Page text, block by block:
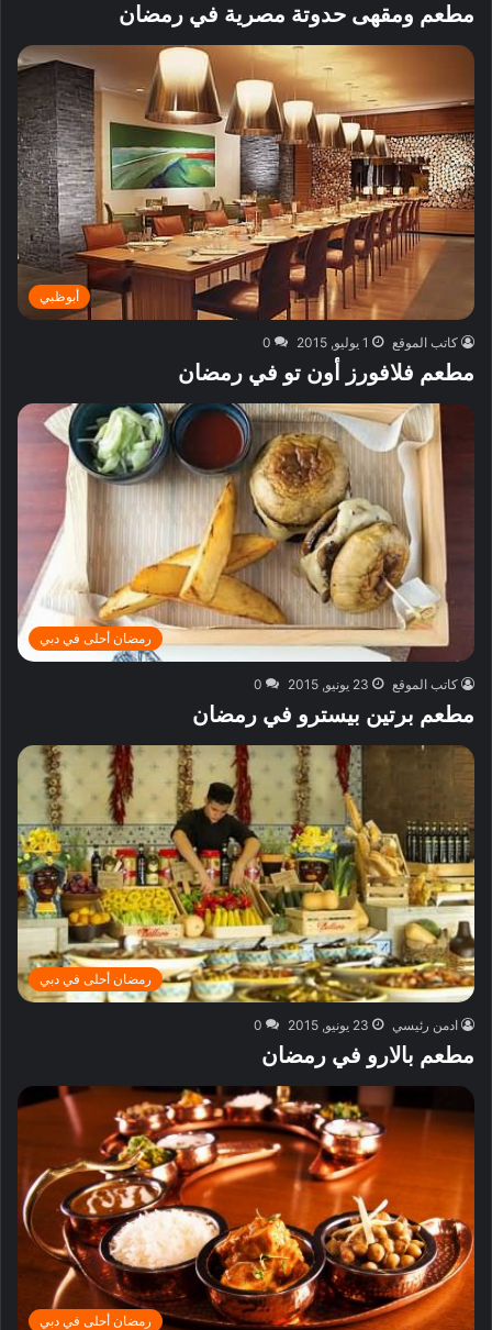
مطعم ومقهى حدوتة مصرية في رمضان
أبوظبي
كاتب الموقع 1 يوليو, 2015 0
مطعم فلافورز أون تو في رمضان
رمضان أحلى في دبي
كاتب الموقع 23 يونيو, 2015 0
مطعم برتين بيسترو في رمضان
رمضان أحلى في دبي
ادمن رئيسي 23 يونيو, 2015 0
مطعم بالارو في رمضان
رمضان أحلى في دبي